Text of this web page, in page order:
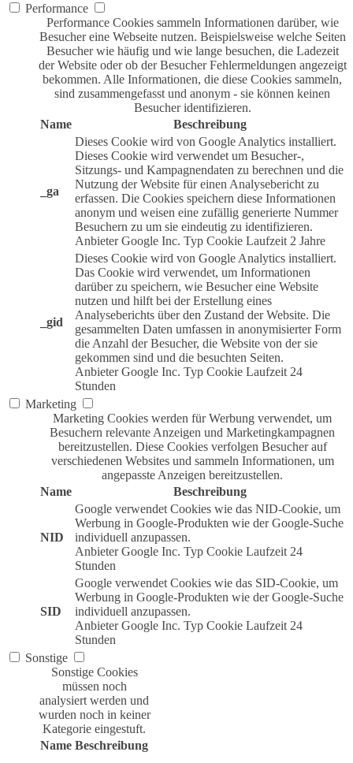
Performance
Performance Cookies sammeln Informationen darüber, wie
Besucher eine Webseite nutzen. Beispielsweise welche Seiten
Besucher wie häufig und wie lange besuchen, die Ladezeit
der Website oder ob der Besucher Fehlermeldungen angezeigt
bekommen. Alle Informationen, die diese Cookies sammeln,
sind zusammengefasst und anonym - sie können keinen
Besucher identifizieren.
Name
Beschreibung
_ga
Dieses Cookie wird von Google Analytics installiert.
Dieses Cookie wird verwendet um Besucher-,
Sitzungs- und Kampagnendaten zu berechnen und die
Nutzung der Website für einen Analysebericht zu
erfassen. Die Cookies speichern diese Informationen
anonym und weisen eine zufällig generierte Nummer
Besuchern zu um sie eindeutig zu identifizieren.
Anbieter Google Inc. Typ Cookie Laufzeit 2 Jahre
_gid
Dieses Cookie wird von Google Analytics installiert.
Das Cookie wird verwendet, um Informationen
darüber zu speichern, wie Besucher eine Website
nutzen und hilft bei der Erstellung eines
Analyseberichts über den Zustand der Website. Die
gesammelten Daten umfassen in anonymisierter Form
die Anzahl der Besucher, die Website von der sie
gekommen sind und die besuchten Seiten.
Anbieter Google Inc. Typ Cookie Laufzeit 24
Stunden
Marketing
Marketing Cookies werden für Werbung verwendet, um
Besuchern relevante Anzeigen und Marketingkampagnen
bereitzustellen. Diese Cookies verfolgen Besucher auf
verschiedenen Websites und sammeln Informationen, um
angepasste Anzeigen bereitzustellen.
Name
Beschreibung
NID
Google verwendet Cookies wie das NID-Cookie, um
Werbung in Google-Produkten wie der Google-Suche
individuell anzupassen.
Anbieter Google Inc. Typ Cookie Laufzeit 24
Stunden
SID
Google verwendet Cookies wie das SID-Cookie, um
Werbung in Google-Produkten wie der Google-Suche
individuell anzupassen.
Anbieter Google Inc. Typ Cookie Laufzeit 24
Stunden
Sonstige
Sonstige Cookies
müssen noch
analysiert werden und
wurden noch in keiner
Kategorie eingestuft.
Name Beschreibung